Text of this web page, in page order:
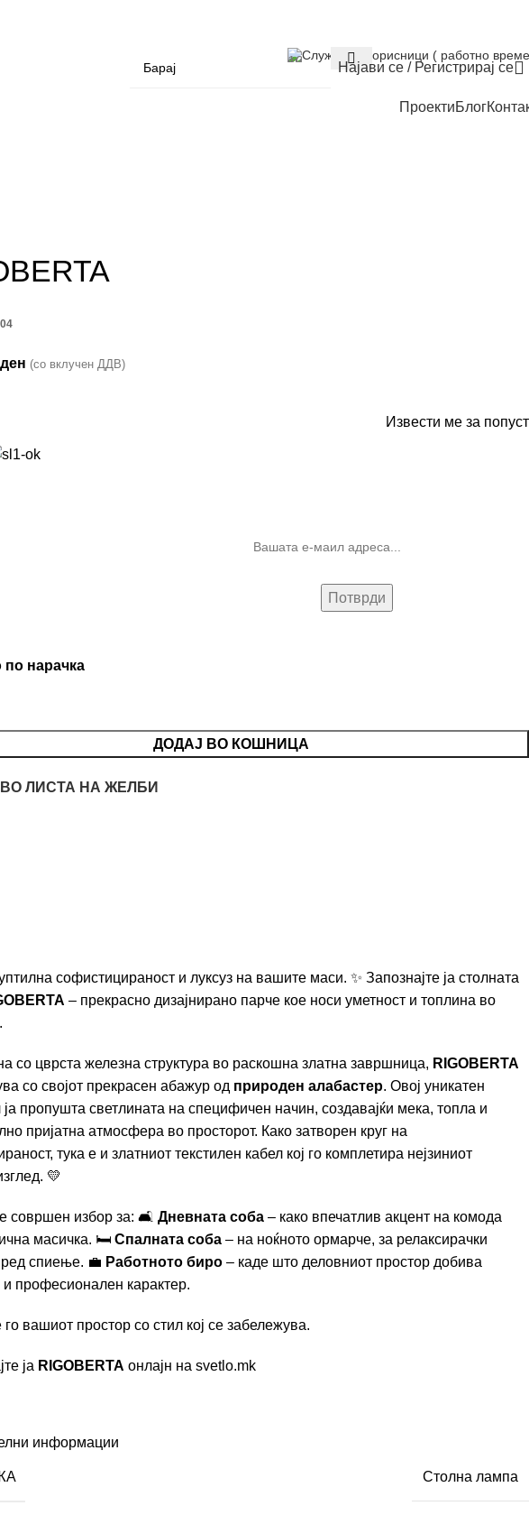
Служба за корисници ( работно
Најави се / Регистрирај се
ПроектиБлог
ден (со вклучен ДДВ)
Извести ме за попуст
по нарачка
ДОДАЈ ВО КОШНИЦА
ЛИСТА НА ЖЕЛБИ
софистицираност и луксуз на вашите маси. ✨ Запознајте ја столната
– прекрасно дизајнирано парче кое носи уметност и топлина во
со цврста железна структура во раскошна златна завршница, RIGOBERTA
со својот прекрасен абажур од природен алабастер. Овој уникатен
ја пропушта светлината на специфичен начин, создавајќи мека, топла и
пријатна атмосфера во просторот. Како затворен круг на
тука е и златниот текстилен кабел кој го комплетира нејзиниот
💛
совршен избор за: 🛋 Дневната соба – како впечатлив акцент на комода
масичка. 🛏 Спалната соба – на ноќното ормарче, за релаксирачки
спиење. 💼 Работното биро – каде што деловниот простор добива
и професионален карактер.
го вашиот простор со стил кој се забележува.
ја RIGOBERTA онлајн на svetlo.mk
информации
Столна лампа